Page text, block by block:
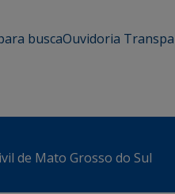
buscaOuvidoria
de Mato Grosso do Sul